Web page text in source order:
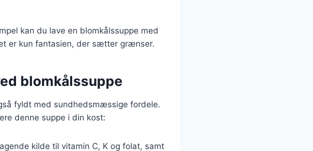
kan du lave en blomkålssuppe med
er kun fantasien, der sætter grænser.
blomkålssuppe
fyldt med sundhedsmæssige fordele.
denne suppe i din kost:
kilde til vitamin C, K og folat, samt